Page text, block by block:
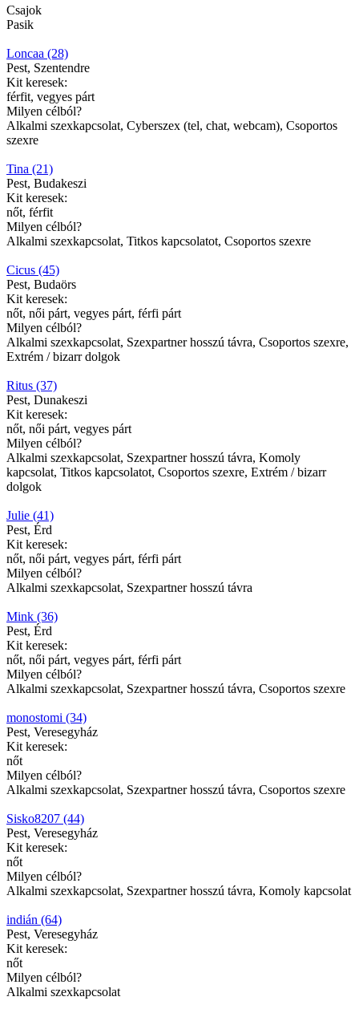
Csajok
Pasik
Loncaa (28)
Pest, Szentendre
Kit keresek:
férfit, vegyes párt
Milyen célból?
Alkalmi szexkapcsolat, Cyberszex (tel, chat, webcam), Csoportos
szexre
Tina (21)
Pest, Budakeszi
Kit keresek:
nőt, férfit
Milyen célból?
Alkalmi szexkapcsolat, Titkos kapcsolatot, Csoportos szexre
Cicus (45)
Pest, Budaörs
Kit keresek:
nőt, női párt, vegyes párt, férfi párt
Milyen célból?
Alkalmi szexkapcsolat, Szexpartner hosszú távra, Csoportos szexre,
Extrém / bizarr dolgok
Ritus (37)
Pest, Dunakeszi
Kit keresek:
nőt, női párt, vegyes párt
Milyen célból?
Alkalmi szexkapcsolat, Szexpartner hosszú távra, Komoly
kapcsolat, Titkos kapcsolatot, Csoportos szexre, Extrém / bizarr
dolgok
Julie (41)
Pest, Érd
Kit keresek:
nőt, női párt, vegyes párt, férfi párt
Milyen célból?
Alkalmi szexkapcsolat, Szexpartner hosszú távra
Mink (36)
Pest, Érd
Kit keresek:
nőt, női párt, vegyes párt, férfi párt
Milyen célból?
Alkalmi szexkapcsolat, Szexpartner hosszú távra, Csoportos szexre
monostomi (34)
Pest, Veresegyház
Kit keresek:
nőt
Milyen célból?
Alkalmi szexkapcsolat, Szexpartner hosszú távra, Csoportos szexre
Sisko8207 (44)
Pest, Veresegyház
Kit keresek:
nőt
Milyen célból?
Alkalmi szexkapcsolat, Szexpartner hosszú távra, Komoly kapcsolat
indián (64)
Pest, Veresegyház
Kit keresek:
nőt
Milyen célból?
Alkalmi szexkapcsolat